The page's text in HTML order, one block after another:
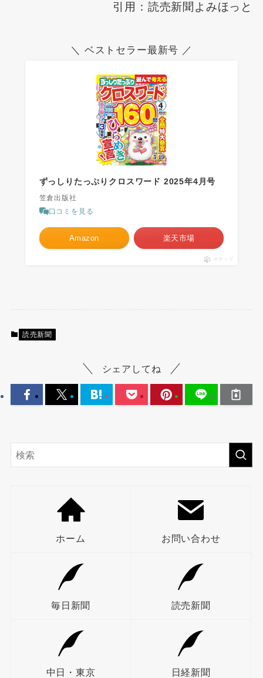
引用：読売新聞よみほっと
＼ ベストセラー最新号 ／
ずっしりたっぷりクロスワード 2025年4月号
笠倉出版社
口コミを見る
Amazon 楽天市場
ポチップ
読売新聞
シェアしてね
ホーム お問い合わせ
毎日新聞 読売新聞
中日・東京 日経新聞